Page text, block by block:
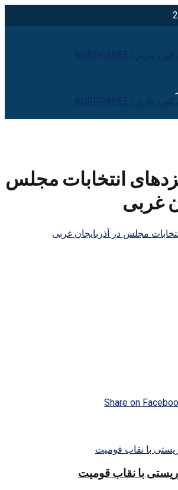
انتخابات مجلس
غربی
Share on
با نقاب قومیت